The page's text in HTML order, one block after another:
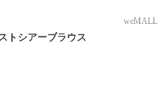
weMALL
トシアーブラウス